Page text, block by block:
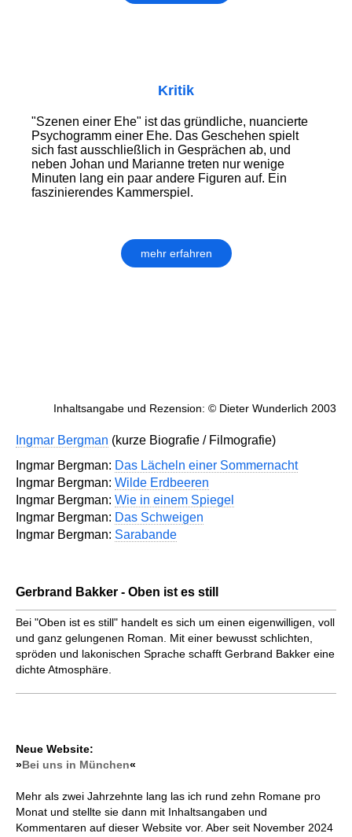
Kritik
"Szenen einer Ehe" ist das gründliche, nuancierte
Psychogramm einer Ehe. Das Geschehen spielt
sich fast ausschließlich in Gesprächen ab, und
neben Johan und Marianne treten nur wenige
Minuten lang ein paar andere Figuren auf. Ein
faszinierendes Kammerspiel.
mehr erfahren
Inhaltsangabe und Rezension: © Dieter Wunderlich 2003
Ingmar Bergman (kurze Biografie / Filmografie)
Ingmar Bergman: Das Lächeln einer Sommernacht
Ingmar Bergman: Wilde Erdbeeren
Ingmar Bergman: Wie in einem Spiegel
Ingmar Bergman: Das Schweigen
Ingmar Bergman: Sarabande
Gerbrand Bakker - Oben ist es still
Bei "Oben ist es still" handelt es sich um einen eigenwilligen, voll
und ganz gelungenen Roman. Mit einer bewusst schlichten,
spröden und lakonischen Sprache schafft Gerbrand Bakker eine
dichte Atmosphäre.
Neue Website:
»Bei uns in München«
Mehr als zwei Jahrzehnte lang las ich rund zehn Romane pro
Monat und stellte sie dann mit Inhaltsangaben und
Kommentaren auf dieser Website vor. Aber seit November 2024